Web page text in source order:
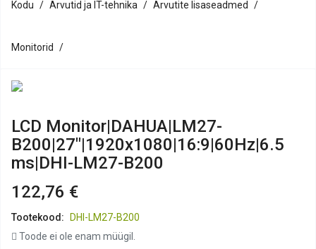
Kodu Arvutid ja IT-tehnika Arvutite lisaseadmed
Monitorid
LCD Monitor|DAHUA|LM27-
B200|27"|1920x1080|16:9|60Hz|6.5
ms|DHI-LM27-B200
122,76 €
Tootekood:
DHI-LM27-B200
Toode ei ole enam müügil.